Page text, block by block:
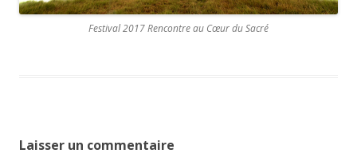
Festival 2017 Rencontre au Cœur du Sacré
Laisser un commentaire